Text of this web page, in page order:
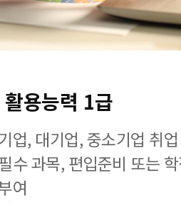
용능력 1급
업, 대기업, 중소기업 취
수 과목, 편입준비 또는
여